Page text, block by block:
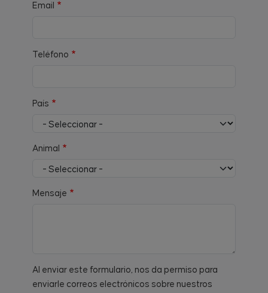
Email
Teléfono
País
Animal
Mensaje
Al enviar este formulario, nos da permiso para
enviarle correos electrónicos sobre nuestros